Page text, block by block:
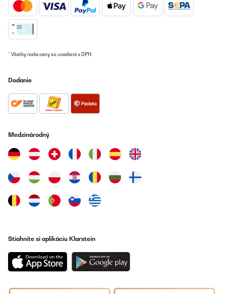
* Všetky naše ceny sú uvedené s DPH.
Dodanie
Medzinárodný
Stiahnite si aplikáciu Klarstein